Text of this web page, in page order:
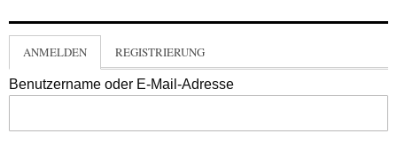
ANMELDEN REGISTRIERUNG
Benutzername oder E-Mail-Adresse